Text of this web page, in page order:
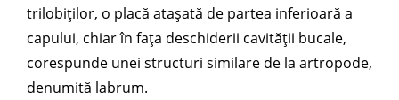
trilobiților, o placă atașată de partea inferioară a
capului, chiar în fața deschiderii cavității bucale,
corespunde unei structuri similare de la artropode,
denumită labrum.